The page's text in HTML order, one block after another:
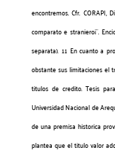
encontremos. Cfr. CORAPI,
comparato e straniero¡¨.
separata). 11 En cuanto a
obstante sus limitaciones el
titulos de credito. Tesis
Universidad Nacional de
de una premisa historica
plantea que el titulo valor